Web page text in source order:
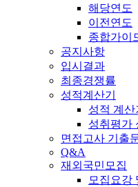
해당연도
이전연도
종합가이
공지사항
입시결과
최종경쟁률
성적계산기
성적 계산
성취평가
면접고사 기출
Q&A
재외국민모집
모집요강